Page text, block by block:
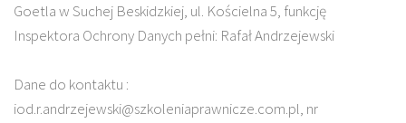
Goetla w Suchej Beskidzkiej, ul. Kościelna 5, funkcję
Inspektora Ochrony Danych pełni: Rafał Andrzejewski
Dane do kontaktu :
iod.r.andrzejewski@szkoleniaprawnicze.com.pl, nr